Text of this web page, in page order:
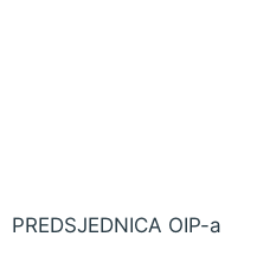
PREDSJEDNICA OIP-a